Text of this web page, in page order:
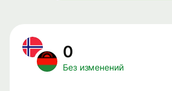
0
Без изменений